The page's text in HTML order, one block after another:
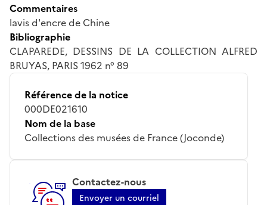
Commentaires
lavis d'encre de Chine
Bibliographie
CLAPAREDE, DESSINS DE LA COLLECTION ALFRED
BRUYAS, PARIS 1962 n° 89
Référence de la notice
000DE021610
Nom de la base
Collections des musées de France (Joconde)
Contactez-nous
Envoyer un courriel